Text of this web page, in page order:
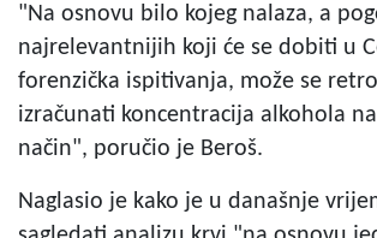
"Na osnovu bilo kojeg nalaza, a
najrelevantnijih koji će se dobiti u
forenzička ispitivanja, može se
izračunati koncentracija alkohola
način", poručio je Beroš.
Naglasio je kako je u današnje